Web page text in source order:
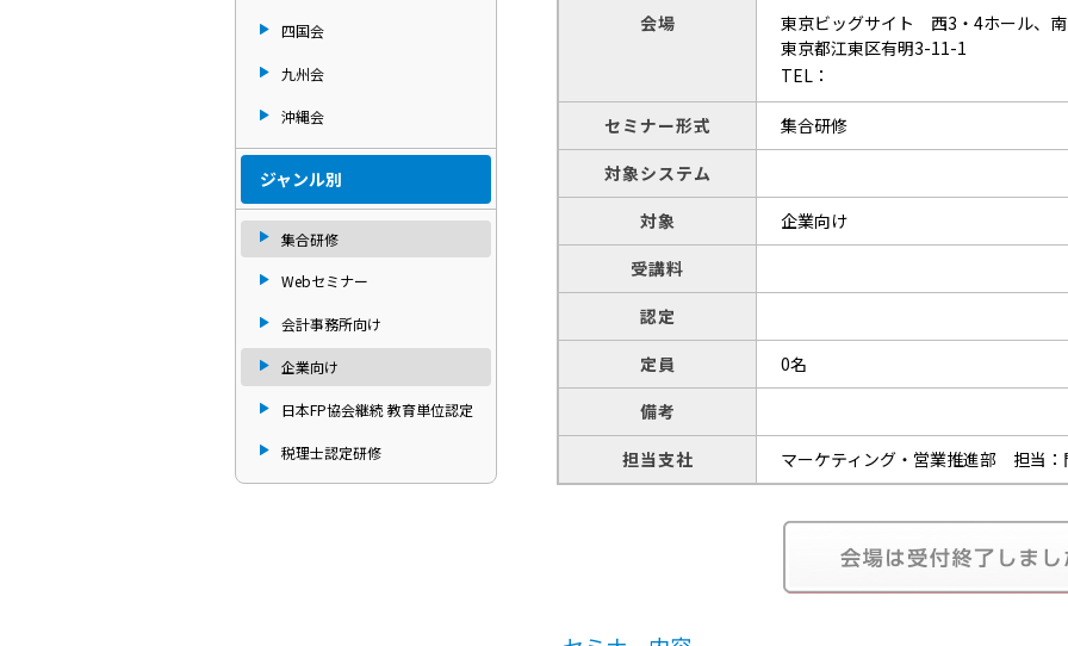
四国会
九州会
沖縄会
ジャンル別
集合研修
Webセミナー
会計事務所向け
企業向け
日本FP協会継続 教育単位認定
税理士認定研修
会場
東京ビッグサイト 西3・4ホール、
東京都江東区有明3-11-1
TEL：
セミナー形式
集合研修
対象システム
対象
企業向け
受講料
認定
定員
0名
備考
担当支社
マーケティング・営業推進部 担当：